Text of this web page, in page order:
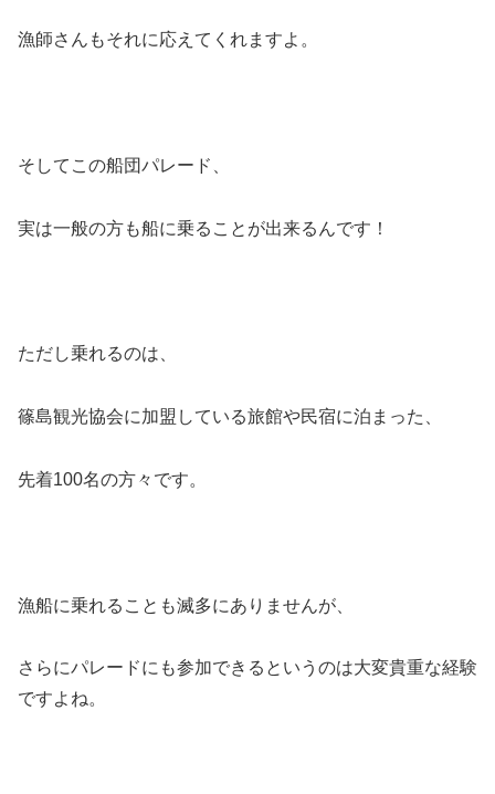
漁師さんもそれに応えてくれますよ。
そしてこの船団パレード、
実は一般の方も船に乗ることが出来るんです！
ただし乗れるのは、
篠島観光協会に加盟している旅館や民宿に泊まった、
先着100名の方々です。
漁船に乗れることも滅多にありませんが、
さらにパレードにも参加できるというのは大変貴重な経験
ですよね。